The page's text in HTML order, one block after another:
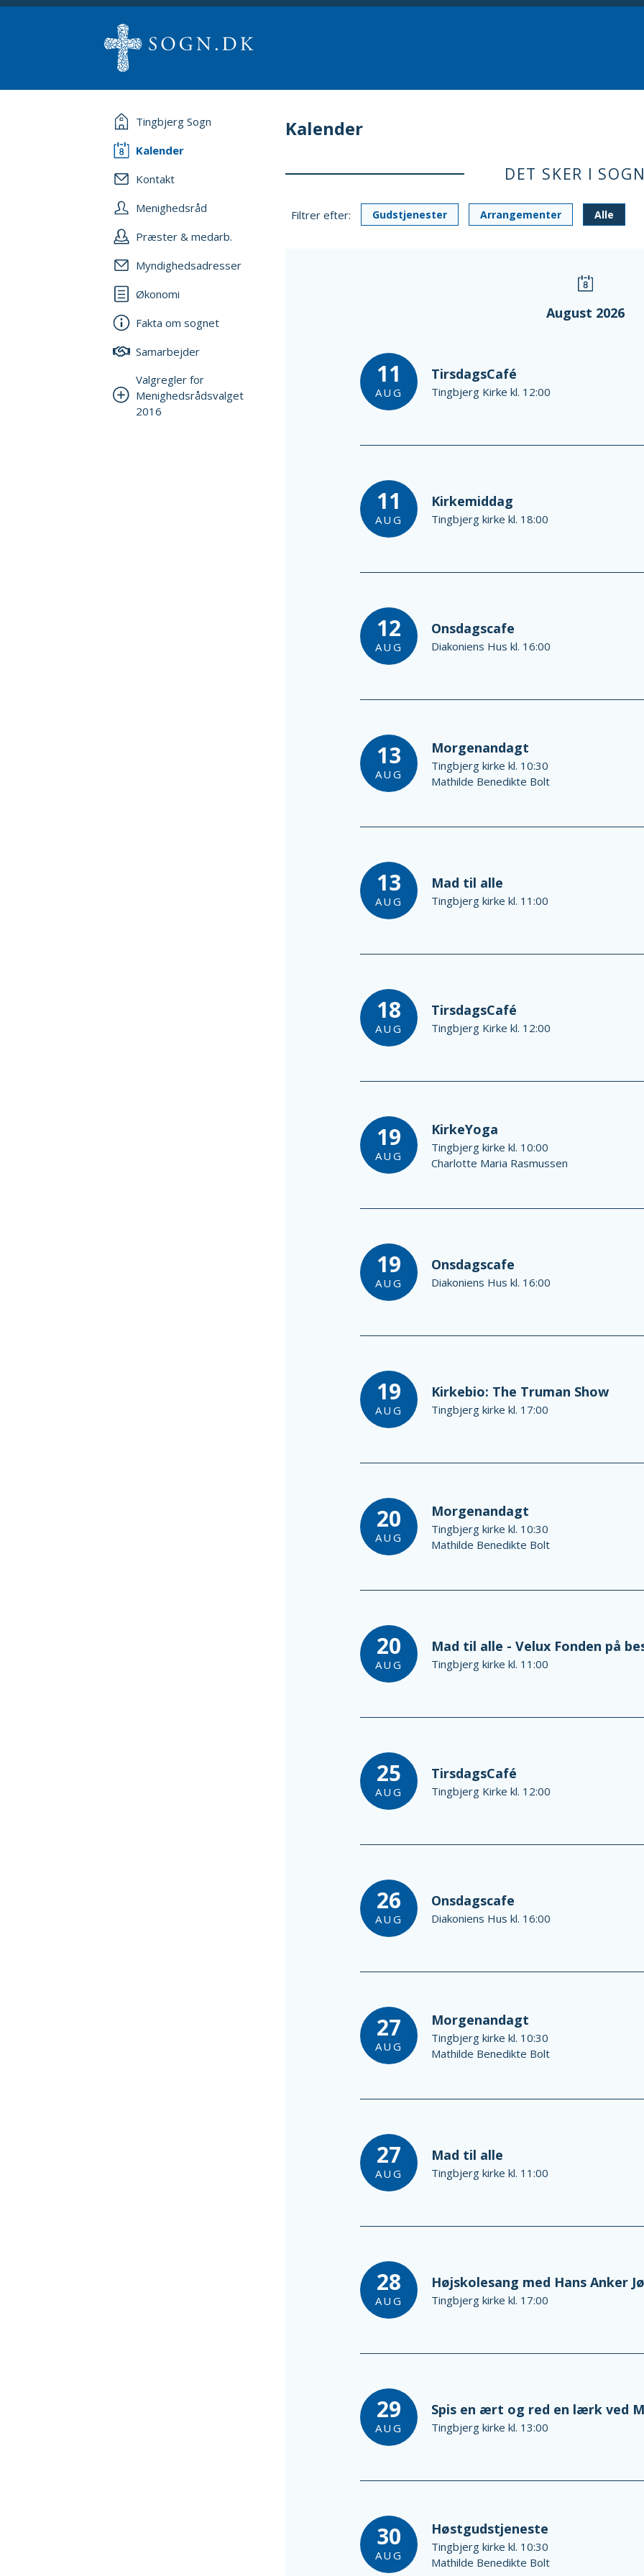
Tingbjerg Sogn
Kalender
Kontakt
Menighedsråd
Præster & medarb.
Myndighedsadresser
Økonomi
Fakta om sognet
Samarbejder
Valgregler for
Menighedsrådsvalget
2016
Kalender
DET SKER I
Filtrer efter: Gudstjenester Arrangementer Alle
August 2026
11
AUG
TirsdagsCafé
Tingbjerg Kirke kl. 12:00
11
AUG
Kirkemiddag
Tingbjerg kirke kl. 18:00
12
AUG
Onsdagscafe
Diakoniens Hus kl. 16:00
13
AUG
Morgenandagt
Tingbjerg kirke kl. 10:30
Mathilde Benedikte Bolt
13
AUG
Mad til alle
Tingbjerg kirke kl. 11:00
18
AUG
TirsdagsCafé
Tingbjerg Kirke kl. 12:00
19
AUG
KirkeYoga
Tingbjerg kirke kl. 10:00
Charlotte Maria Rasmussen
19
AUG
Onsdagscafe
Diakoniens Hus kl. 16:00
19
AUG
Kirkebio: The Truman Show
Tingbjerg kirke kl. 17:00
20
AUG
Morgenandagt
Tingbjerg kirke kl. 10:30
Mathilde Benedikte Bolt
20
AUG
Mad til alle - Velux Fonden på
Tingbjerg kirke kl. 11:00
25
AUG
TirsdagsCafé
Tingbjerg Kirke kl. 12:00
26
AUG
Onsdagscafe
Diakoniens Hus kl. 16:00
27
AUG
Morgenandagt
Tingbjerg kirke kl. 10:30
Mathilde Benedikte Bolt
27
AUG
Mad til alle
Tingbjerg kirke kl. 11:00
28
AUG
Højskolesang med Hans Anker
Tingbjerg kirke kl. 17:00
29
AUG
Spis en ært og red en lærk ved
Tingbjerg kirke kl. 13:00
30
AUG
Høstgudstjeneste
Tingbjerg kirke kl. 10:30
Mathilde Benedikte Bolt